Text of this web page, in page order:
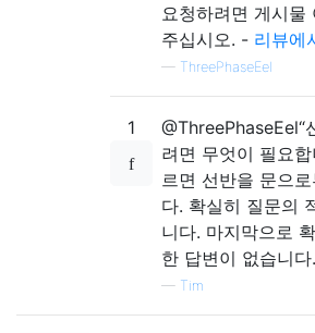
요청하려면 게시물
주십시오. - 리뷰에
— ThreePhaseEel
1
@ThreePhaseEel“
려면 무엇이 필요
르면 선반을 문으
다. 확실히 질문의
니다. 마지막으로
한 답변이 없습니다.
— Tim